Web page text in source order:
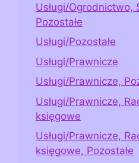
Usługi/Ogrodnictwo,
Pozostałe
Usługi/Pozostałe
Usługi/Prawnicze
Usługi/Prawnicze,
Usługi/Prawnicze,
księgowe
Usługi/Prawnicze,
księgowe, Pozostałe